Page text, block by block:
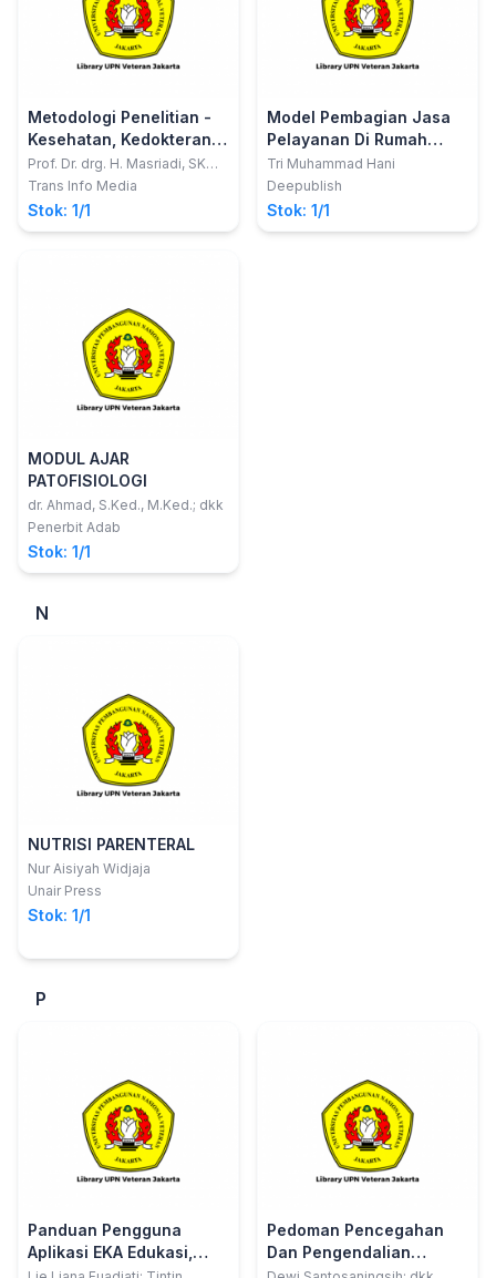
Metodologi Penelitian -
Kesehatan, Kedokteran
dan Keperawatan
Prof. Dr. drg. H. Masriadi, SKM.,
S.Pd.I., S.Kg., M.Kes., M.H.; Dr.
Dr. Samsualam, SKM., S.Kep.,
Ns., M.Kes.
Trans Info Media
Stok: 1/1
Model Pembagian Jasa
Pelayanan Di Rumah
Sakit Dengan Metode
Konversi Dan Proporsi
Tri Muhammad Hani
Deepublish
Stok: 1/1
MODUL AJAR
PATOFISIOLOGI
dr. Ahmad, S.Ked., M.Ked.; dkk
Penerbit Adab
Stok: 1/1
N
NUTRISI PARENTERAL
Nur Aisiyah Widjaja
Unair Press
Stok: 1/1
P
Panduan Pengguna
Aplikasi EKA Edukasi,
Kalender, dan Alarm
Pedoman Pencegahan
Dan Pengendalian
Methicillin-Resistant